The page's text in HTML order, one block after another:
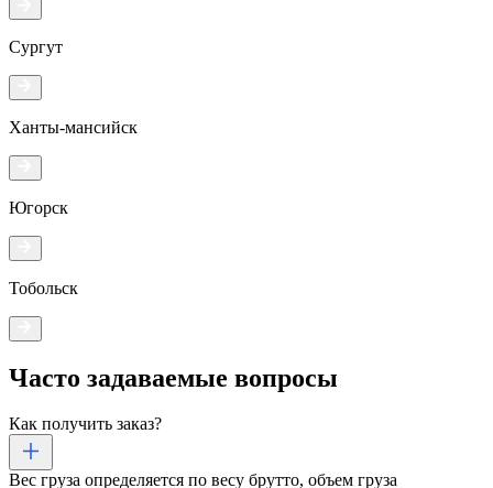
Сургут
Ханты-мансийск
Югорск
Тобольск
Часто задаваемые вопросы
Как получить заказ?
Вес груза определяется по весу брутто, объем груза